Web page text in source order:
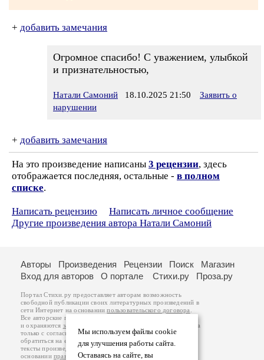
+ добавить замечания
Огромное спасибо! С уважением, улыбкой
и признательностью,
Натали Самоний 18.10.2025 21:50
Заявить о
нарушении
+ добавить замечания
На это произведение написаны 3 рецензии, здесь
отображается последняя, остальные - в полном
списке.
Написать рецензию
Написать личное сообщение
Другие произведения автора Натали Самоний
Мы используем файлы cookie
для улучшения работы сайта.
Оставаясь на сайте, вы
Авторы Произведения Рецензии Поиск
Магазин
Вход для авторов
О портале Стихи.ру Проза.ру
Портал Стихи.ру предоставляет авторам возможность
свободной публикации своих литературных произведений в
сети Интернет на основаниипользовательского договора
Все авторские права на произведения принадлежат авторам
и охраняются законом
. Перепечатка произведений возможна
только с согласия его автора, к которому вы можете
обратиться на его авторской странице. Ответственность за
тексты произведений авторы несут самостоятельно на
основанииправил публикацииизаконодательства